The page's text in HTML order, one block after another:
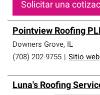
Solicitar una
Pointview Roofing
Downers Grove, IL
(708) 202-9755
Sitio web
Luna's Roofing